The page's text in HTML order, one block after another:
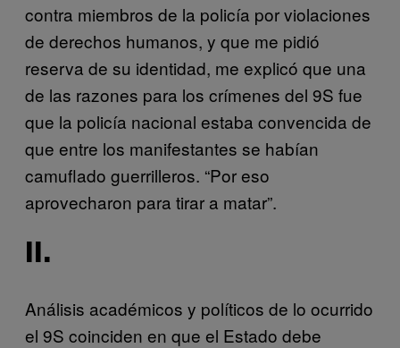
contra miembros de la policía por violaciones
de derechos humanos, y que me pidió
reserva de su identidad, me explicó que una
de las razones para los crímenes del 9S fue
que la policía nacional estaba convencida de
que entre los manifestantes se habían
camuflado guerrilleros. “Por eso
aprovecharon para tirar a matar”.
II.
Análisis académicos y políticos de lo ocurrido
el 9S coinciden en que el Estado debe